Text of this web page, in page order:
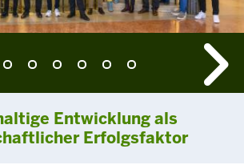
Entwicklung als
Erfolgsfaktor